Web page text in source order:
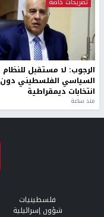
الرجوب: لا مستقبل للنظام
السياسي الفلسطيني دون
انتخابات ديمقراطية
منذ ساعة
فلسطينيات
شؤون إسرائيلية